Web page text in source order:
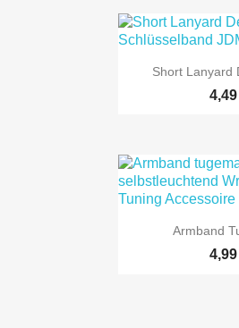

Short Lanyard

Armband